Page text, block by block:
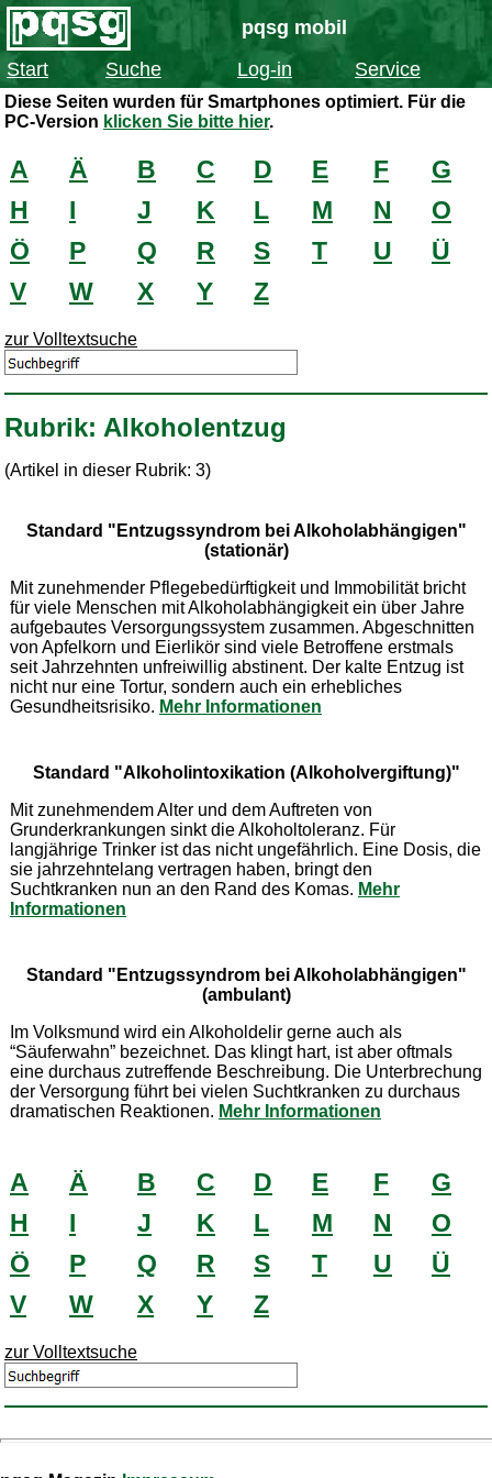
pqsg mobil
Start
Suche Log-in Service
Diese Seiten wurden für Smartphones optimiert. Für die
PC-Version klicken Sie bitte hier.
A Ä B C D E F
G
H
I J K L M N
O
Ö
P Q R S T U
Ü
V
W X Y Z
zur Volltextsuche
Rubrik: Alkoholentzug
(Artikel in dieser Rubrik: 3)
Standard "Entzugssyndrom bei Alkoholabhängigen"
(stationär)
Mit zunehmender Pflegebedürftigkeit und Immobilität bricht
für viele Menschen mit Alkoholabhängigkeit ein über Jahre
aufgebautes Versorgungssystem zusammen. Abgeschnitten
von Apfelkorn und Eierlikör sind viele Betroffene erstmals
seit Jahrzehnten unfreiwillig abstinent. Der kalte Entzug ist
nicht nur eine Tortur, sondern auch ein erhebliches
Gesundheitsrisiko. Mehr Informationen
Standard "Alkoholintoxikation (Alkoholvergiftung)"
Mit zunehmendem Alter und dem Auftreten von
Grunderkrankungen sinkt die Alkoholtoleranz. Für
langjährige Trinker ist das nicht ungefährlich. Eine Dosis, die
sie jahrzehntelang vertragen haben, bringt den
Suchtkranken nun an den Rand des Komas. Mehr
Informationen
Standard "Entzugssyndrom bei Alkoholabhängigen"
(ambulant)
Im Volksmund wird ein Alkoholdelir gerne auch als
“Säuferwahn” bezeichnet. Das klingt hart, ist aber oftmals
eine durchaus zutreffende Beschreibung. Die Unterbrechung
der Versorgung führt bei vielen Suchtkranken zu durchaus
dramatischen Reaktionen. Mehr Informationen
A Ä B C D E F
G
H
I J K L M N
O
Ö
P Q R S T U
Ü
V
W X Y Z
zur Volltextsuche